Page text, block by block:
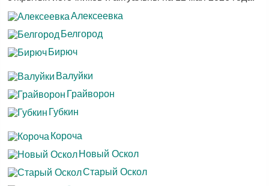
Алексеевка
Белгород
Бирюч
Валуйки
Грайворон
Губкин
Короча
Новый Оскол
Старый Оскол